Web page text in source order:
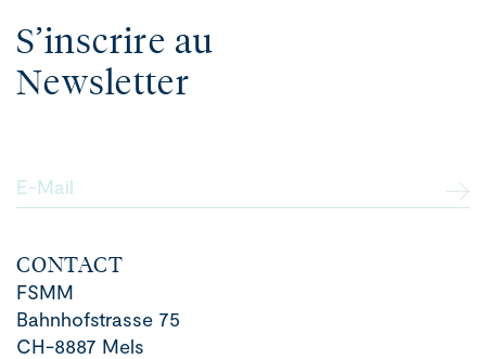
S’inscrire au
Newsletter
E-Mail
CONTACT
FSMM
Bahnhofstrasse 75
CH-8887 Mels